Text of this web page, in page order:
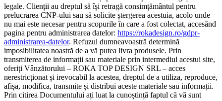
legale. Clienții au dreptul să își retragă consimțământul pentru
prelucrarea CNP-ului sau să solicite ștergerea acestuia, acolo unde
nu mai este necesar pentru scopurile în care a fost colectat, accesând
pagina pentru administrarea datelor: https://rokadesign.ro/gdpr-
administrarea-datelor. Refuzul dumneavoastră determină
imposibilitatea noastră de a vă putea livra produsele. Prin
transmiterea de informații sau materiale prin intermediul acestui site,
oferiți Vânzătorului – ROKA TOP DESIGN SRL – acces
nerestricționat și irevocabil la acestea, dreptul de a utiliza, reproduce,
afișa, modifica, transmite și distribui aceste materiale sau informații.
Prin citirea Documentului ați luat la cunoștință faptul că vă sunt